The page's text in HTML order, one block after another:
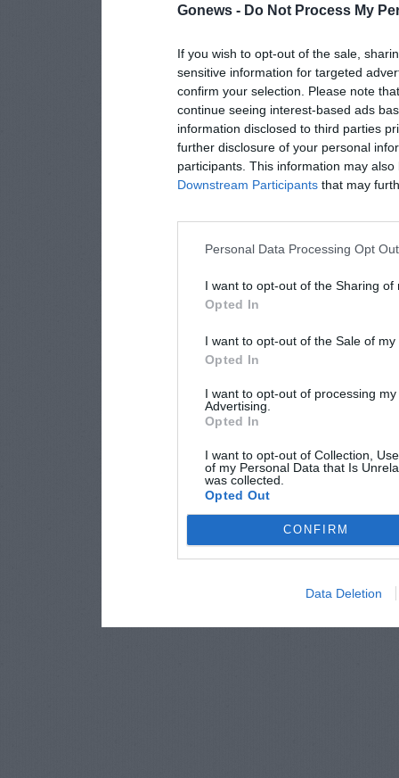
Gonews - Do Not Process My
If you wish to opt-out of the sale,
sensitive information for targeted
confirm your selection. Please note
continue seeing interest-based ads
information disclosed to third parties
further disclosure of your personal
participants. This information may
Downstream Participants that may
Personal Data Processing Opt
I want to opt-out of the Sharing of
Opted In
I want to opt-out of the Sale of
Opted In
I want to opt-out of processing
Advertising.
Opted In
I want to opt-out of Collection,
of my Personal Data that Is
was collected.
Opted Out
CONFIRM
Data Deletion